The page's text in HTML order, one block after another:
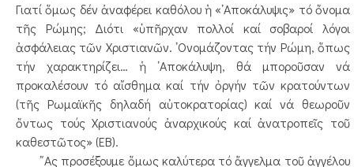
Γιατί ὅμως δέν ἀναφέρει καθόλου ἡ «᾿Αποκάλυψις» τό ὄνομα
τῆς Ρώμης; Διότι «ὑπῆρχαν πολλοί καί σοβαροί λόγοι
ἀσφάλειας τῶν Χριστιανῶν. ᾿Ονομάζοντας τήν Ρώμη, ὅπως
τήν χαρακτηρίζει… ἡ ᾿Αποκάλυψη, θά μποροῦσαν νά
προκαλέσουν τό αἴσθημα καί τήν ὀργήν τῶν κρατούντων
(τῆς Ρωμαϊκῆς δηλαδή αὐτοκρατορίας) καί νά θεωροῦν
ὄντως τούς Χριστιανούς ἀναρχικούς καί ἀνατροπεῖς τοῦ
καθεστῶτος» (ΕΒ).
῎Ας προσέξουμε ὅμως καλύτερα τό ἄγγελμα τοῦ ἀγγέλου